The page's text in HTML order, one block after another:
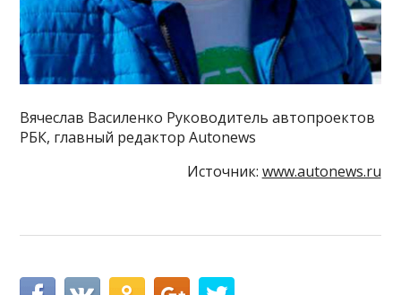
Вячеслав Василенко Руководитель автопроектов
РБК, главный редактор Autonews
Источник: www.autonews.ru